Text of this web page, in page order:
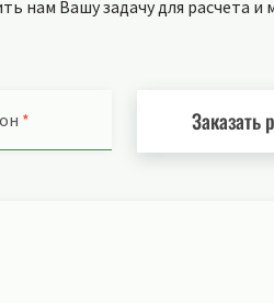
нам Вашу задачу для расчета и
* Заказать